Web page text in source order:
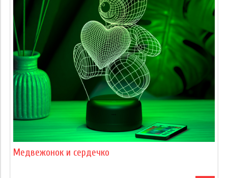
Медвежонок и сердечко